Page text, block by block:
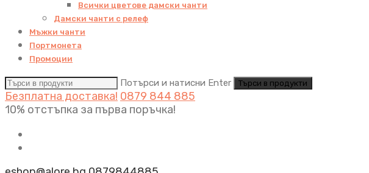
Всички цветове дамски чанти
Дамски чанти с релеф
Мъжки чанти
Портмонета
Промоции
Потърси и натисни Enter
Безплатна доставка! 0879 844 885
10% отстъпка за първа поръчка!